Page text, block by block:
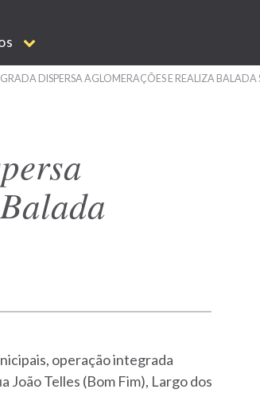
DISPERSA AGLOMERAÇÕES E REALIZA BALADA
operação integrada
João Telles (Bom Fim), Largo dos